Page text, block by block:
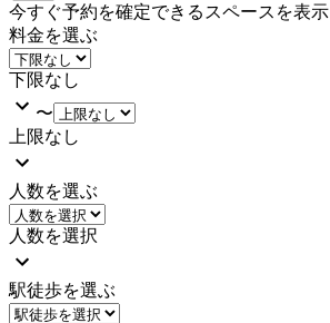
今すぐ予約を確定できるスペースを表示
料金を選ぶ
下限なし
〜
上限なし
人数を選ぶ
人数を選択
駅徒歩を選ぶ